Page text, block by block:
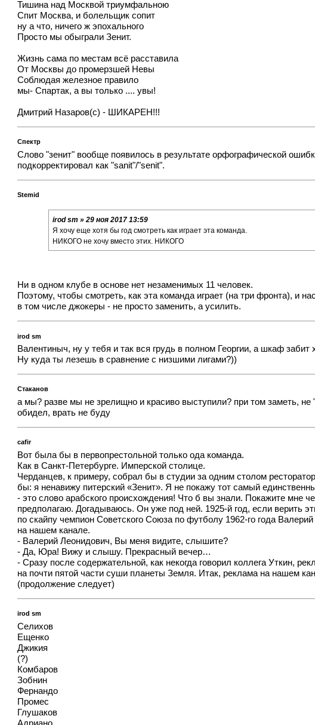
Тишина над Москвой триумфальною
Спит Москва, и болельщик сопит
ну а что, ничего ж эпохального
Просто мы обыграли Зенит.
Жизнь сама по местам всё расставила
От Москвы до промерзшей Невы
Соблюдая железное правило
мы- Спартак, а вы только .... увы!
Дмитрий Назаров(с) - ШИКАРЕН!!!
Спектр
Слово "зенит" вообще появилось в результате орфографической
подкорректировал как "sanit"/"senit".
Stemid
irod sm » 29 ноя 2017 13:59
Я хочу еще хотя бы год смотреть как играет эта команда.
НИКОГО не хочу вместо этих. НИКОГО
Ни в одном клубе в основе нет незаменимых 11 человек.
Поэтому, чтобы смотреть, как эта команда играет (на три фронта), и
в том числе джокеры - не просто заменить, а усилить.
irod sm
Валентиныч, ну у тебя и так вся грудь в полном Георгии, а шкаф
Ну куда ты лезешь в сравнение с низшими лигами?))
Cтаканов
а мы? разве мы не зрелищно и красиво выступили? при том заметь, не
обидел, врать не буду
cafir
Вот была бы в первопрестольной только ода команда.
Как в Санкт-Петербурге. Имперской столице.
Черданцев, к примеру, собрал бы в студии за одним столом
бы: я ненавижу питерский «Зенит». Я не покажу тот самый
- это слово арабского происхождения! Что б вы знали. Покажите мне
предполагаю. Догадываюсь. Он уже под ней. 1925-й год, если верить
по скайпу чемпион Советского Союза по футболу 1962-го года
на нашем канале.
- Валерий Леонидович, Вы меня видите, слышите?
- Да, Юра! Вижу и слышу. Прекрасный вечер…
- Сразу после содержательной, как некогда говорил коллега Уткин,
на почти пятой части суши планеты Земля. Итак, реклама на нашем
(продолжение следует)
irod sm
Селихов
Ещенко
Джикия
(?)
Комбаров
Зобнин
Фернандо
Промес
Глушаков